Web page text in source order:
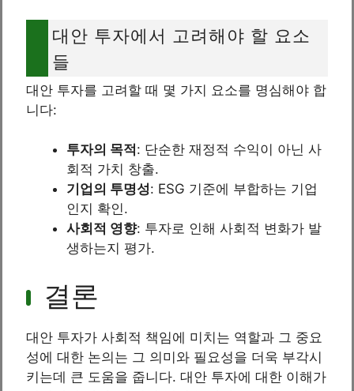
대안 투자에서 고려해야 할 요소
들
대안 투자를 고려할 때 몇 가지 요소를 명심해야 합
니다:
투자의 목적 : 단순한 재정적 수익이 아닌 사
회적 가치 창출.
기업의 투명성: ESG 기준에 부합하는 기업
인지 확인.
사회적 영향: 투자로 인해 사회적 변화가 발
생하는지 평가.
결론
대안 투자가 사회적 책임에 미치는 역할과 그 중요
성에 대한 논의는 그 의미와 필요성을 더욱 부각시
키는데 큰 도움을 줍니다. 대안 투자에 대한 이해가